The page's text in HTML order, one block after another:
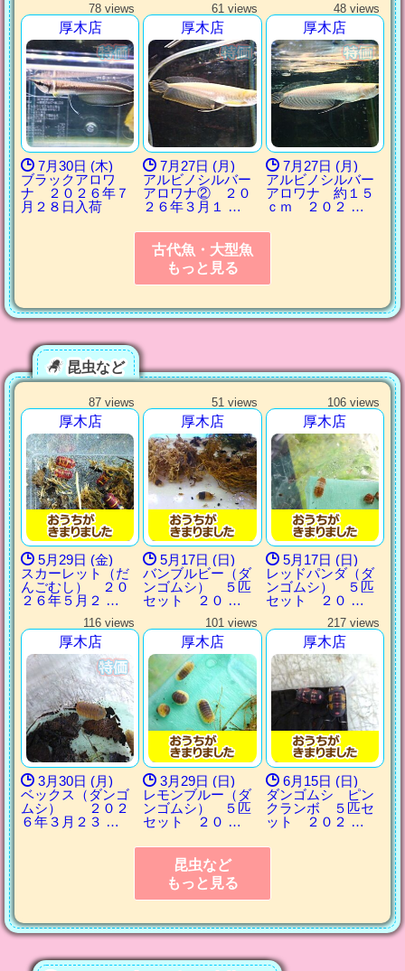
78 views
厚木店
7月30日 (木)
ブラックアロワ
ナ ２０２６年７
月２８日入荷
61 views
厚木店
7月27日 (月)
アルビノシルバー
アロワナ② ２０
２６年３月１ …
48 views
厚木店
7月27日 (月)
アルビノシルバー
アロワナ 約１５
ｃｍ ２０２ …
古代魚・大型魚
もっと見る
昆虫など
87 views
厚木店
5月29日 (金)
スカーレット（だ
んごむし） ２０
２６年５月２ …
51 views
厚木店
5月17日 (日)
バンブルビー（ダ
ンゴムシ） ５匹
セット ２０ …
106 views
厚木店
5月17日 (日)
レッドパンダ（ダ
ンゴムシ） ５匹
セット ２０ …
116 views
厚木店
3月30日 (月)
ベックス（ダンゴ
ムシ） ２０２
６年３月２３ …
101 views
厚木店
3月29日 (日)
レモンブルー（ダ
ンゴムシ） ５匹
セット ２０ …
217 views
厚木店
6月15日 (日)
ダンゴムシ ピン
クランボ ５匹セ
ット ２０２ …
昆虫など
もっと見る